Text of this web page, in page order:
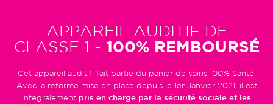
APPAREIL AUDITIF DE
CLASSE 1 - 100% REMBOURSÉ
Cet appareil auditifi fait partie du panier de soins 100% Santé.
Avec la reforme mise en place depuis le 1er Janvier 2021, il est
intégralement pris en charge par la sécurité sociale et les